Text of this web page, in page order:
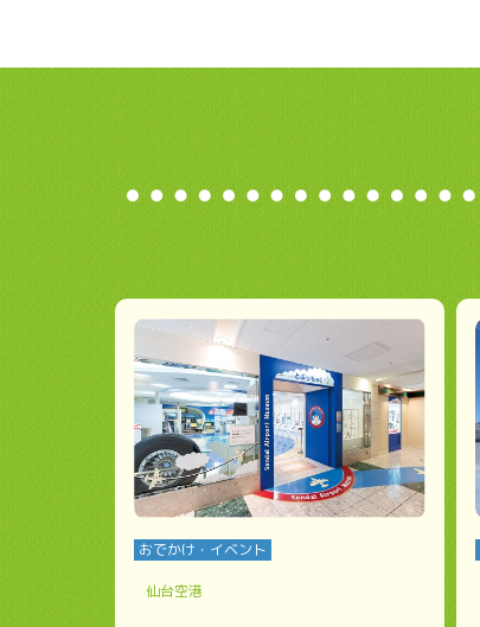
おでかけ・イベント
仙台空港